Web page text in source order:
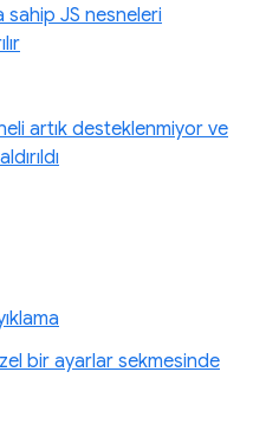
sahip JS nesneleri
artık desteklenmiyor ve
bir ayarlar sekmesinde